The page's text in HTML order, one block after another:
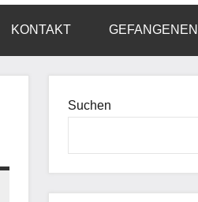
KONTAKT
Suchen